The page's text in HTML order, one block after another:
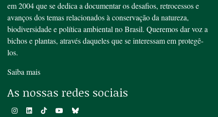
em 2004 que se dedica a documentar os desafios, retrocessos e
avanços dos temas relacionados à conservação da natureza,
biodiversidade e política ambiental no Brasil. Queremos dar voz a
bichos e plantas, através daqueles que se interessam em protegê-
los.
Saiba mais
As nossas redes sociais